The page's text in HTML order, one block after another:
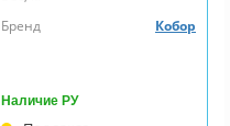
Бренд
Кобор
Наличие РУ